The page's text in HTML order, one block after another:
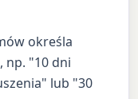
określa
np. "10 dni
lub "30